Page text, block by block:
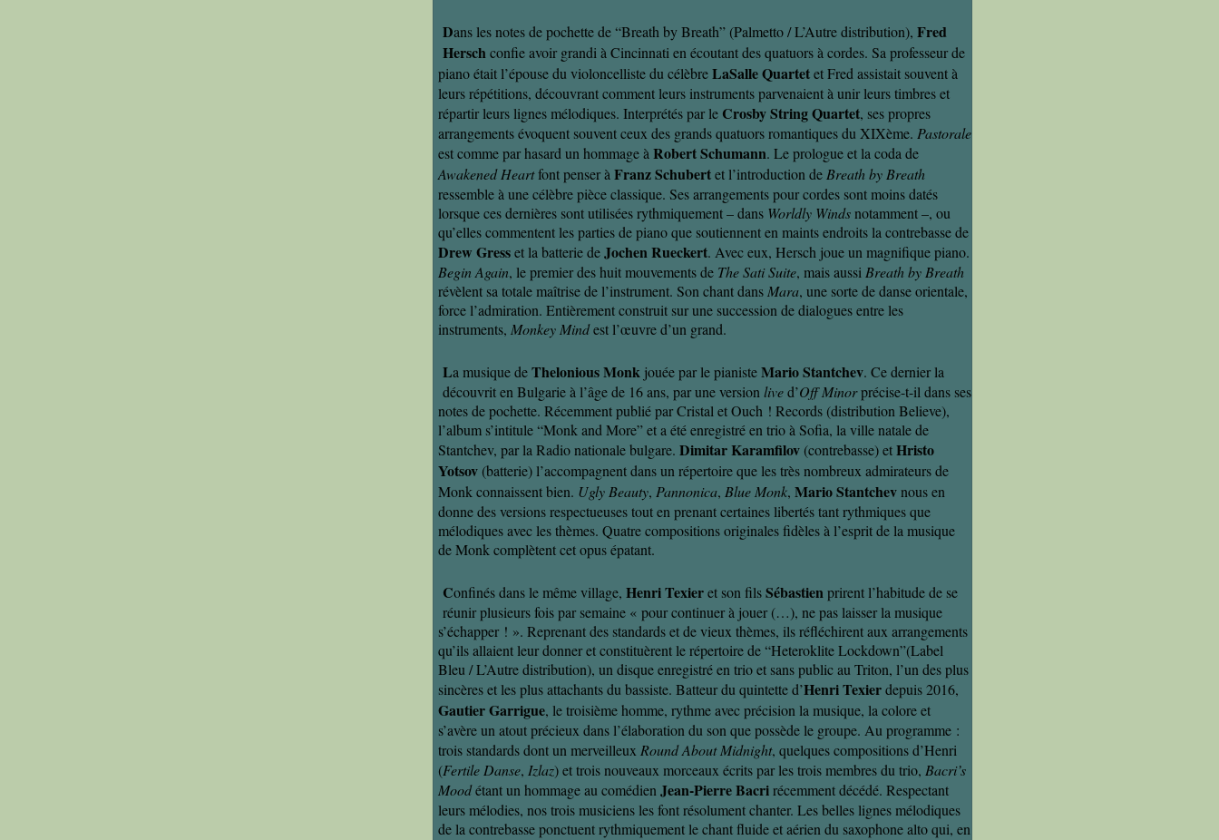
Dans les notes de pochette de “Breath by Breath” (Palmetto / L’Autre distribution), Fred
Herschconfie avoir grandi à Cincinnati en écoutant des quatuors à cordes. Sa professeur de
piano était l’épouse du violoncelliste du célèbreLaSalle Quartetet Fred assistait souvent à
leurs répétitions, découvrant comment leurs instruments parvenaient à unir leurs timbres et
répartir leurs lignes mélodiques. Interprétés par le Crosby String Quartet, ses propres
arrangements évoquent souvent ceux des grands quatuors romantiques du XIXème. Pastorale
est comme par hasard un hommage àRobert Schumann. Le prologue et la coda de
Awakened Heartfont penser àFranz Schubertet l’introduction deBreath by Breath
ressemble à une célèbre pièce classique. Ses arrangements pour cordes sont moins datés
lorsque ces dernières sont utilisées rythmiquement – dans Worldly Windsnotamment –, ou
qu’elles commentent les parties de piano que soutiennent en maints endroits la contrebasse de
Drew Gresset la batterie deJochen Rueckert. Avec eux, Hersch joue un magnifique piano.
Begin Again, le premier des huit mouvements de The Sati Suite, mais aussiBreath by Breath
révèlent sa totale maîtrise de l’instrument. Son chant dansMara, une sorte de danse orientale,
force l’admiration. Entièrement construit sur une succession de dialogues entre les
instruments, Monkey Mindest l’œuvre d’un grand.
La musique deThelonious Monk jouée par le pianisteMario Stantchev. Ce dernier la
découvrit en Bulgarie à l’âge de 16 ans, par une versionlived’Off Minorprécise-t-il dans ses
notes de pochette. Récemment publié par Cristal et Ouch ! Records (distribution Believe),
l’album s’intitule “Monk and More” et a été enregistré en trio à Sofia, la ville natale de
Stantchev, par la Radio nationale bulgare. Dimitar Karamfilov (contrebasse) etHristo
Yotsov (batterie) l’accompagnent dans un répertoire que les très nombreux admirateurs de
Monk connaissent bien. Ugly Beauty, Pannonica, Blue Monk, Mario Stantchevnous en
donne des versions respectueuses tout en prenant certaines libertés tant rythmiques que
mélodiques avec les thèmes. Quatre compositions originales fidèles à l’esprit de la musique
de Monk complètent cet opus épatant.
Confinés dans le même village, Henri Texieret son filsSébastienprirent l’habitude de se
réunir plusieurs fois par semaine « pour continuer à jouer (…), ne pas laisser la musique
s’échapper ! ». Reprenant des standards et de vieux thèmes, ils réfléchirent aux arrangements
qu’ils allaient leur donner et constituèrent le répertoire de “Heteroklite Lockdown”(Label
Bleu / L’Autre distribution), un disque enregistré en trio et sans public au Triton, l’un des plus
sincères et les plus attachants du bassiste. Batteur du quintette d’Henri Texierdepuis 2016,
Gautier Garrigue, le troisième homme, rythme avec précision la musique, la colore et
s’avère un atout précieux dans l’élaboration du son que possède le groupe. Au programme :
trois standards dont un merveilleuxRound About Midnight, quelques compositions d’Henri
(Fertile Danse, Izlaz) et trois nouveaux morceaux écrits par les trois membres du trio, Bacri’s
Moodétant un hommage au comédienJean-Pierre Bacrirécemment décédé. Respectant
leurs mélodies, nos trois musiciens les font résolument chanter. Les belles lignes mélodiques
de la contrebasse ponctuent rythmiquement le chant fluide et aérien du saxophone alto qui, en